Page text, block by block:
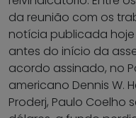
da reunião com os
notícia publicada
antes do início da
acordo assinado, no
americano Dennis W.
Proderj, Paulo Coelho